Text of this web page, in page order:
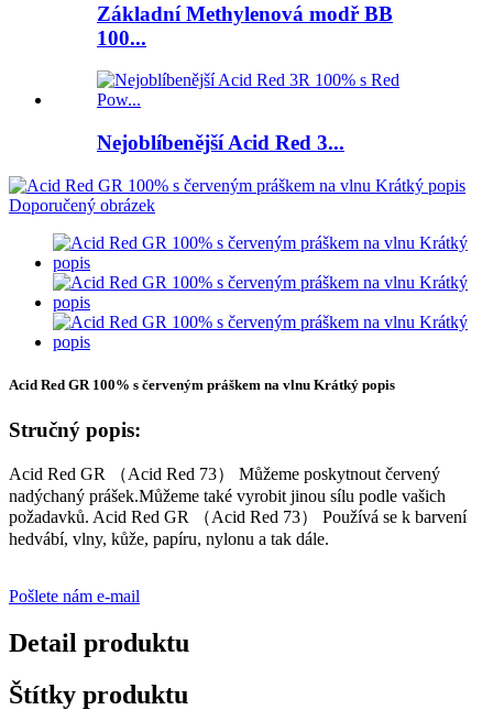
Základní Methylenová modř BB
100...
Nejoblíbenější Acid Red 3...
Acid Red GR 100% s červeným práškem na vlnu Krátký popis
Stručný popis:
Acid Red GR （Acid Red 73） Můžeme poskytnout červený
nadýchaný prášek.Můžeme také vyrobit jinou sílu podle vašich
požadavků. Acid Red GR （Acid Red 73） Používá se k barvení
hedvábí, vlny, kůže, papíru, nylonu a tak dále.
Pošlete nám e-mail
Detail produktu
Štítky produktu